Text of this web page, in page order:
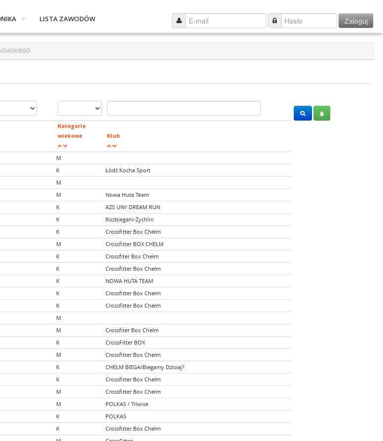
Zaloguj
LISTA ZAWODÓW
Kategorie
wiekowe
Klub
M
K
Łódź Kocha Sport
M
M
Nowa Huta Team
K
AZS UW/ DREAM RUN
K
Rozbiegani-Żychlin
K
Crossfitter Box Chełm
M
Crossfitter BOX CHEŁM
K
Crossfiter Box Chełm
K
Crossfitter Box Chełm
K
NOWA HUTA TEAM
K
Crossfitter Box Chełm
K
Crossfitter Box Chełm
M
M
Crossfiter Box Chełm
K
CrossFitter BOX
M
Crossfitter Box Chełm
K
CHEŁM BIEGA/Biegamy Dzisiaj?
K
Crossfitter Box Chełm
M
Crossfitter Box Chełm
M
POLKAS / Triwise
K
POLKAS
K
Crossfitter Box Chełm